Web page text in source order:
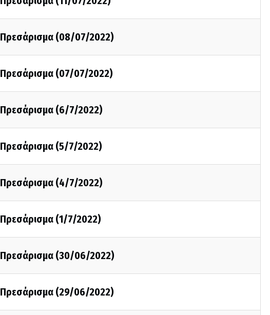
Πρεσάρισμα (08/07/2022)
Πρεσάρισμα (07/07/2022)
Πρεσάρισμα (6/7/2022)
Πρεσάρισμα (5/7/2022)
Πρεσάρισμα (4/7/2022)
Πρεσάρισμα (1/7/2022)
Πρεσάρισμα (30/06/2022)
Πρεσάρισμα (29/06/2022)